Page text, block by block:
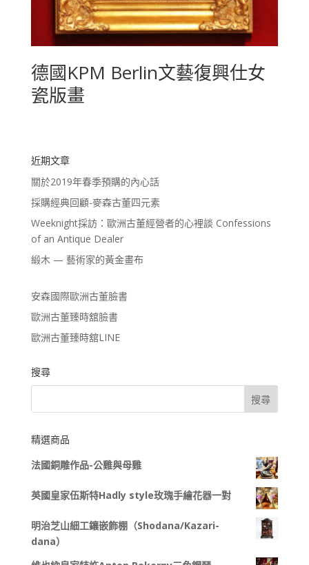
德國KPM Berlin文藝復興仕女
瓷版畫
近期文章
關於2019年春季預購的內心話
採購經典回顧-麥森古董四元素
Weeknight採訪：歐洲古董經營者的心裡談 Confessions
of an Antique Dealer
緞木 — 藝術家的黃金畫布
安森國際歐洲古董臉書
歐洲古董臻時舘臉書
歐洲古董臻時舘LINE
搜尋
精選商品
法國銅雕作品-公雞與母雞
英國皇家伍斯特Hadly style玫瑰手繪花器一對
明治芝山細工鑲嵌飾棚（Shodana/Kazari-
dana）